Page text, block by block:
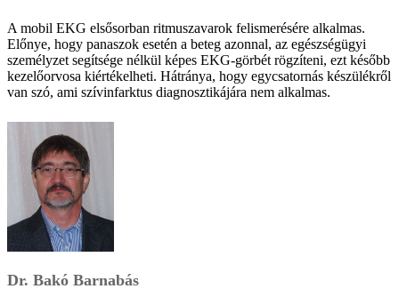
A mobil EKG elsősorban ritmuszavarok felismerésére alkalmas.
Előnye, hogy panaszok esetén a beteg azonnal, az egészségügyi
személyzet segítsége nélkül képes EKG-görbét rögzíteni, ezt később
kezelőorvosa kiértékelheti. Hátránya, hogy egycsatornás készülékről
van szó, ami szívinfarktus diagnosztikájára nem alkalmas.
Dr. Bakó Barnabás